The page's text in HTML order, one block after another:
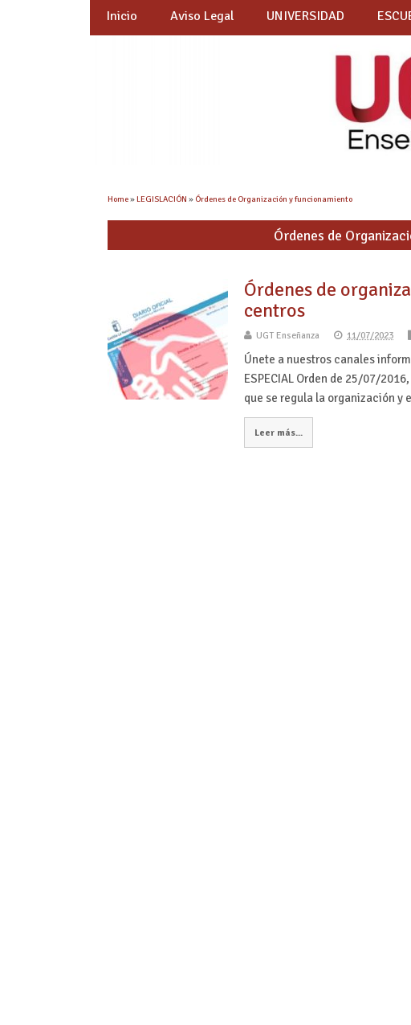
Inicio Aviso Legal UNIVERSIDAD
Home»LEGISLACIÓN » Órdenes de Organización y funcionamiento
Órdenes de
Órdenes de
centros
UGT Enseñanza 11/07/2023
Únete a nuestros canales
ESPECIAL Orden de 25/07/
que se regula la organización
Leer más...